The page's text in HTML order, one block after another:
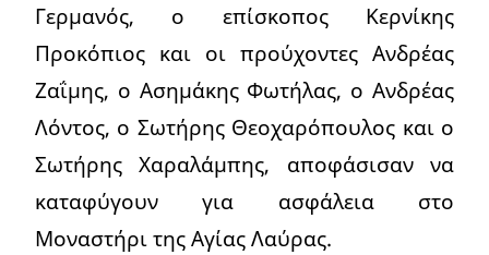
Γερμανός, ο επίσκοπος Κερνίκης
Προκόπιος και οι προύχοντες Ανδρέας
Ζαΐμης, ο Ασημάκης Φωτήλας, ο Ανδρέας
Λόντος, ο Σωτήρης Θεοχαρόπουλος και ο
Σωτήρης Χαραλάμπης, αποφάσισαν να
καταφύγουν για ασφάλεια στο
Μοναστήρι της Αγίας Λαύρας.